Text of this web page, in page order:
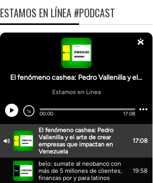
ESTAMOS EN LÍNEA #PODCAST